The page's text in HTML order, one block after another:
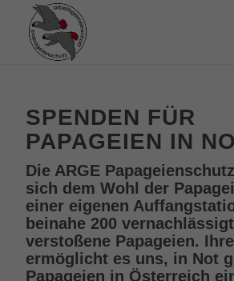
SPENDEN FÜR
PAPAGEIEN IN
Die ARGE
sich dem Wohl der
einer eigenen
beinahe 200
verstoßene Papageien.
ermöglicht es uns, in Not
Papageien in Österreich